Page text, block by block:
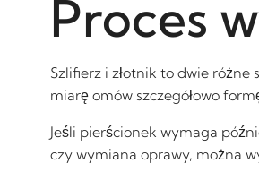
Proces
Szlifierz i złotnik to dwie
miarę omów szczegółowo
Jeśli pierścionek wymaga
czy wymiana oprawy, można